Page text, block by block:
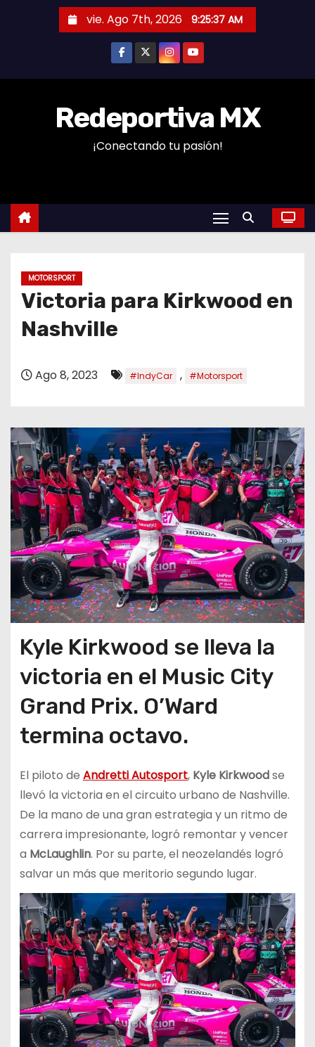
n
vie. Ago 7th, 2026 9:25:38 AM
Redeportiva MX
¡Conectando tu pasión!
MOTORSPORT
Victoria para Kirkwood en
Nashville
Ago 8, 2023 #IndyCar , #Motorsport
Kyle Kirkwood se lleva la
victoria en el Music City
Grand Prix. O’Ward
termina octavo.
El piloto de Andretti Autosport, Kyle Kirkwoodse
llevó la victoria en el circuito urbano de Nashville.
De la mano de una gran estrategia y un ritmo de
carrera impresionante, logró remontar y vencer
a McLaughlin. Por su parte, el neozelandés logró
salvar un más que meritorio segundo lugar.